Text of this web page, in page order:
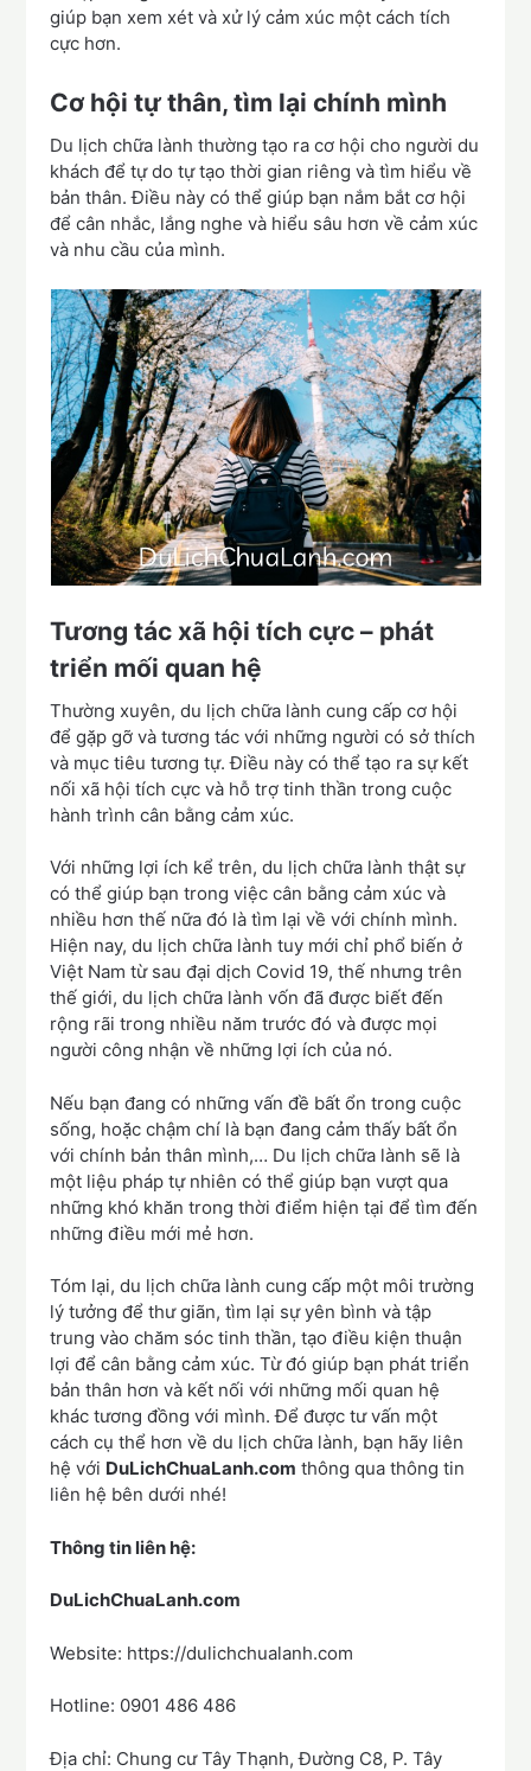
giúp bạn xem xét và xử lý cảm xúc một cách tích
cực hơn.
Cơ hội tự thân, tìm lại chính mình
Du lịch chữa lành thường tạo ra cơ hội cho người du
khách để tự do tự tạo thời gian riêng và tìm hiểu về
bản thân. Điều này có thể giúp bạn nắm bắt cơ hội
để cân nhắc, lắng nghe và hiểu sâu hơn về cảm xúc
và nhu cầu của mình.
Tương tác xã hội tích cực – phát
triển mối quan hệ
Thường xuyên, du lịch chữa lành cung cấp cơ hội
để gặp gỡ và tương tác với những người có sở thích
và mục tiêu tương tự. Điều này có thể tạo ra sự kết
nối xã hội tích cực và hỗ trợ tinh thần trong cuộc
hành trình cân bằng cảm xúc.
Với những lợi ích kể trên, du lịch chữa lành thật sự
có thể giúp bạn trong việc cân bằng cảm xúc và
nhiều hơn thế nữa đó là tìm lại về với chính mình.
Hiện nay, du lịch chữa lành tuy mới chỉ phổ biến ở
Việt Nam từ sau đại dịch Covid 19, thế nhưng trên
thế giới, du lịch chữa lành vốn đã được biết đến
rộng rãi trong nhiều năm trước đó và được mọi
người công nhận về những lợi ích của nó.
Nếu bạn đang có những vấn đề bất ổn trong cuộc
sống, hoặc chậm chí là bạn đang cảm thấy bất ổn
với chính bản thân mình,… Du lịch chữa lành sẽ là
một liệu pháp tự nhiên có thể giúp bạn vượt qua
những khó khăn trong thời điểm hiện tại để tìm đến
những điều mới mẻ hơn.
Tóm lại, du lịch chữa lành cung cấp một môi trường
lý tưởng để thư giãn, tìm lại sự yên bình và tập
trung vào chăm sóc tinh thần, tạo điều kiện thuận
lợi để cân bằng cảm xúc. Từ đó giúp bạn phát triển
bản thân hơn và kết nối với những mối quan hệ
khác tương đồng với mình. Để được tư vấn một
cách cụ thể hơn về du lịch chữa lành, bạn hãy liên
hệ với DuLichChuaLanh.com thông qua thông tin
liên hệ bên dưới nhé!
Thông tin liên hệ:
DuLichChuaLanh.com
Website: https://dulichchualanh.com
Hotline: 0901 486 486
Địa chỉ: Chung cư Tây Thạnh, Đường C8, P. Tây